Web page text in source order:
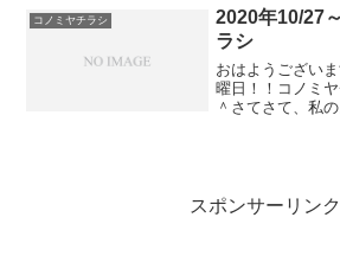
しかないｗｗｗ
ドン！！とりま
コノミヤチラシ
2020年10/27
ラシ
おはようござい
曜日！！コノミ
＾さてさて、私
スポンサーリンク